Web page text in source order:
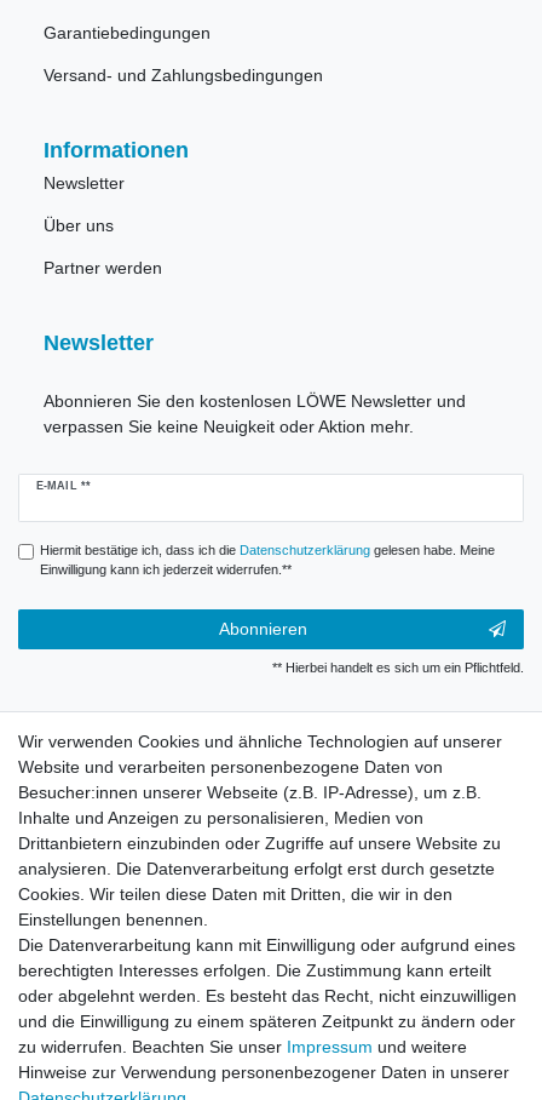
Garantiebedingungen
Versand- und Zahlungsbedingungen
Informationen
Newsletter
Über uns
Partner werden
Newsletter
Abonnieren Sie den kostenlosen LÖWE Newsletter und
verpassen Sie keine Neuigkeit oder Aktion mehr.
E-MAIL **
Newsletter
Hiermit bestätige ich, dass ich die Daten­schutz­erklärunggelesen habe. Meine
Einwilligung kann ich jederzeit widerrufen.**
Abonnieren
** Hierbei handelt es sich um ein Pflichtfeld.
Impressum
Datenschutzerklärung
Kontakt
Alle auf dieser Webseite dargestellten Produkte und
Produktinformationen dienen ausschließlich der
allgemeinen Information. Es wird darauf hingewiesen, dass
Wir verwenden Cookies und ähnliche Technologien auf unserer
Website und verarbeiten personenbezogene Daten von
Besucher:innen unserer Webseite (z.B. IP-Adresse), um z.B.
Inhalte und Anzeigen zu personalisieren, Medien von
Drittanbietern einzubinden oder Zugriffe auf unsere Website zu
analysieren. Die Datenverarbeitung erfolgt erst durch gesetzte
Cookies. Wir teilen diese Daten mit Dritten, die wir in den
Einstellungen benennen.
Die Datenverarbeitung kann mit Einwilligung oder aufgrund eines
berechtigten Interesses erfolgen. Die Zustimmung kann erteilt
oder abgelehnt werden. Es besteht das Recht, nicht einzuwilligen
und die Einwilligung zu einem späteren Zeitpunkt zu ändern oder
zu widerrufen. Beachten Sie unser Impressum und weitere
Hinweise zur Verwendung personenbezogener Daten in unserer